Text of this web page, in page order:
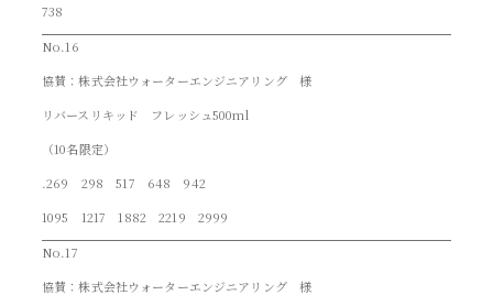
738
No.16
協賛：株式会社ウォーターエンジニアリング 様
リバースリキッド フレッシュ500ml
（10名限定）
.269 298 517 648 942
1095 1217 1882 2219 2999
No.17
協賛：株式会社ウォーターエンジニアリング 様